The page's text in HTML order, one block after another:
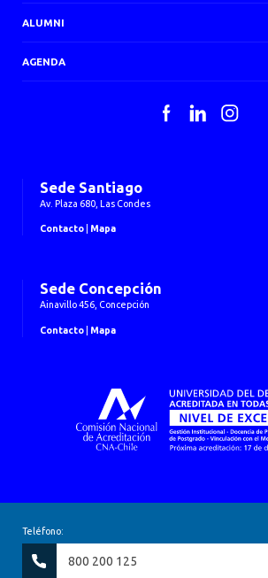
ALUMNI
AGENDA
FacebookLinkedInInstagram
Sede Santiago
Av. Plaza 680, Las Condes
Contacto Mapa
Sede Concepción
Ainavillo 456, Concepción
Contacto Mapa
Teléfono:
800 200 125